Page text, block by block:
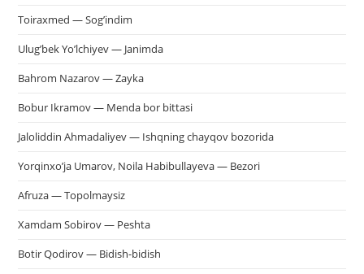
Toiraxmed — Sog’indim
Ulug’bek Yo’lchiyev — Janimda
Bahrom Nazarov — Zayka
Bobur Ikramov — Menda bor bittasi
Jaloliddin Ahmadaliyev — Ishqning chayqov bozorida
Yorqinxo’ja Umarov, Noila Habibullayeva — Bezori
Afruza — Topolmaysiz
Xamdam Sobirov — Peshta
Botir Qodirov — Bidish-bidish